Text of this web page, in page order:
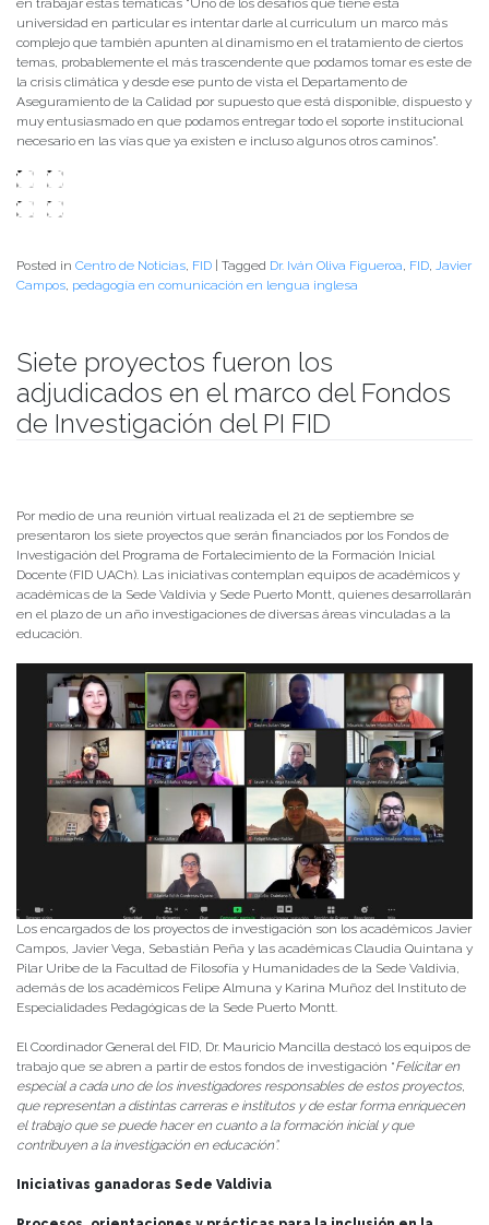
en trabajar estas temáticas “Uno de los desafíos que tiene esta
universidad en particular es intentar darle al curriculum un marco más
complejo que también apunten al dinamismo en el tratamiento de ciertos
temas, probablemente el más trascendente que podamos tomar es este de
la crisis climática y desde ese punto de vista el Departamento de
Aseguramiento de la Calidad por supuesto que está disponible, dispuesto y
muy entusiasmado en que podamos entregar todo el soporte institucional
necesario en las vías que ya existen e incluso algunos otros caminos”.
Posted in Centro de Noticias FID | Tagged Dr. Iván Oliva Figueroa FID
Javier
Campos pedagogía en comunicación en lengua inglesa
Siete proyectos fueron los
adjudicados en el marco del Fondos
de Investigación del PI FID
Por medio de una reunión virtual realizada el 21 de septiembre se
presentaron los siete proyectos que serán financiados por los Fondos de
Investigación del Programa de Fortalecimiento de la Formación Inicial
Docente (FID UACh). Las iniciativas contemplan equipos de académicos y
académicas de la Sede Valdivia y Sede Puerto Montt, quienes desarrollarán
en el plazo de un año investigaciones de diversas áreas vinculadas a la
educación.
Los encargados de los proyectos de investigación son los académicos Javier
Campos, Javier Vega, Sebastián Peña y las académicas Claudia Quintana y
Pilar Uribe de la Facultad de Filosofía y Humanidades de la Sede Valdivia,
además de los académicos Felipe Almuna y Karina Muñoz del Instituto de
Especialidades Pedagógicas de la Sede Puerto Montt.
El Coordinador General del FID, Dr. Mauricio Mancilla destacó los equipos de
trabajo que se abren a partir de estos fondos de investigación “Felicitar en
especial a cada uno de los investigadores responsables de estos proyectos,
que representan a distintas carreras e institutos y de estar forma enriquecen
el trabajo que se puede hacer en cuanto a la formación inicial y que
contribuyen a la investigación en educación”.
Iniciativas ganadoras Sede Valdivia